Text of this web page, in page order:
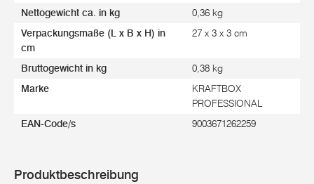
Nettogewicht ca. in kg 0,36 kg
Verpackungsmaße (L x B x H) in
cm
27 x 3 x 3 cm
Bruttogewicht in kg 0,38 kg
Marke
KRAFTBOX
PROFESSIONAL
EAN-Code/s 9003671262259
Produktbeschreibung